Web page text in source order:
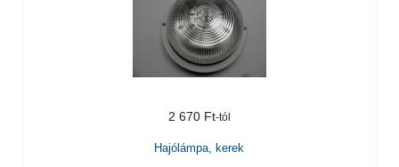
2 670 Ft
Hajólámpa, kerek